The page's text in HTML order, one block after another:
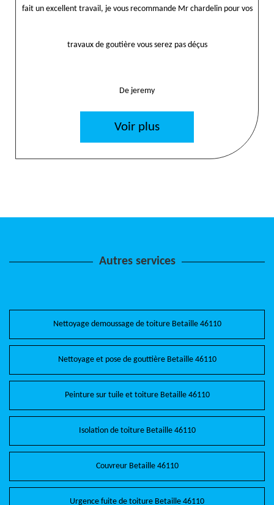
fait un excellent travail, je vous recommande Mr chardelin pour vos
travaux de goutière vous serez pas déçus
De jeremy
Voir plus
Autres services
Nettoyage demoussage de toiture Betaille 46110
Nettoyage et pose de gouttière Betaille 46110
Peinture sur tuile et toiture Betaille 46110
Isolation de toiture Betaille 46110
Couvreur Betaille 46110
Urgence fuite de toiture Betaille 46110